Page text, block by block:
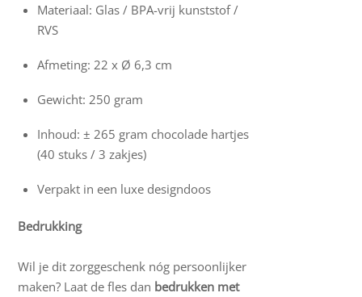
Materiaal: Glas / BPA-vrij kunststof /
RVS
Afmeting: 22 x Ø 6,3 cm
Gewicht: 250 gram
Inhoud: ± 265 gram chocolade hartjes
(40 stuks / 3 zakjes)
Verpakt in een luxe designdoos
Bedrukking
Wil je dit zorggeschenk nóg persoonlijker
maken? Laat de fles dan bedrukken met